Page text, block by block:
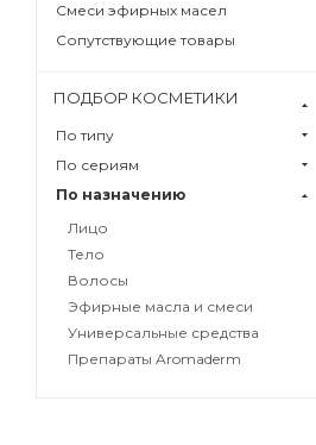
Смеси эфирных масел
Сопутствующие товары
ПОДБОР КОСМЕТИКИ
По типу
По сериям
По назначению
Лицо
Тело
Волосы
Эфирные масла и смеси
Универсальные средства
Препараты Aromaderm